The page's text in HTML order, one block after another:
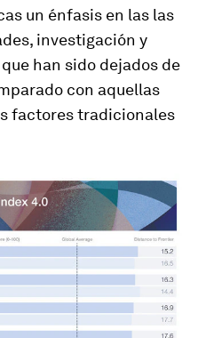
un énfasis en las las
investigación y
han sido dejados de
con aquellas
factores tradicionales